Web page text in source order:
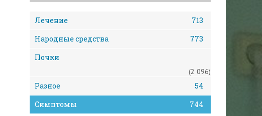
Лечение
713
Народные средства
773
Почки
(2 096)
Разное
54
Симптомы
744